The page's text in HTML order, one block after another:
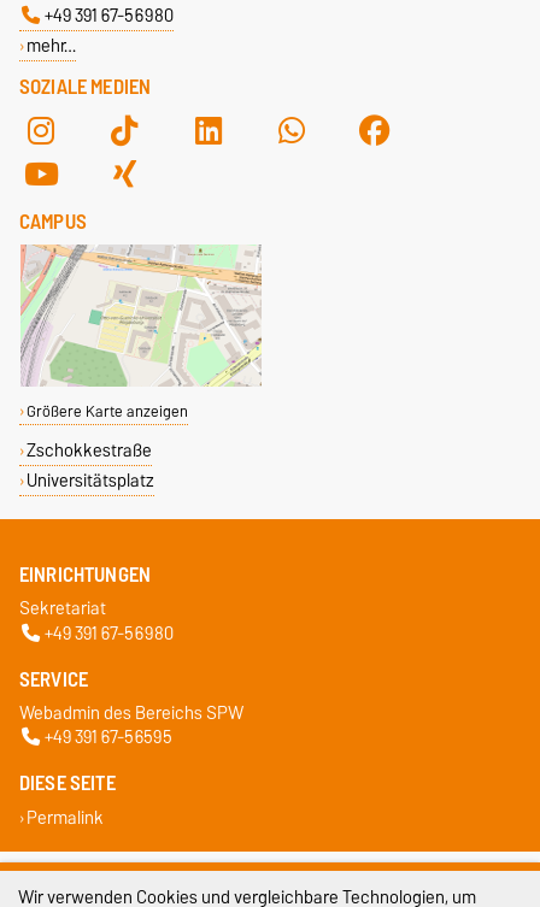
SOZIALE MEDIEN
+49 391 67-56980
mehr…
CAMPUS
Größere Karte anzeigen
Zschokkestraße
Universitätsplatz
EINRICHTUNGEN
Sekretariat
+49 391 67-56980
SERVICE
Webadmin des Bereichs SPW
+49 391 67-56595
DIESE SEITE
Permalink
Impressum
Wir verwenden Cookies und vergleichbare Technologien, um